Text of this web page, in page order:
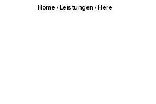
Home / Leistungen / Here